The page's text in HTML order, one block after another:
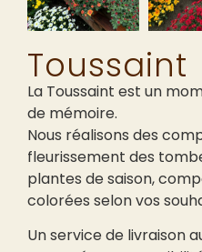
Toussaint
La Toussaint est un
de mémoire.
Nous réalisons des
fleurissement des
plantes de saison,
colorées selon vos
Un service de livraison